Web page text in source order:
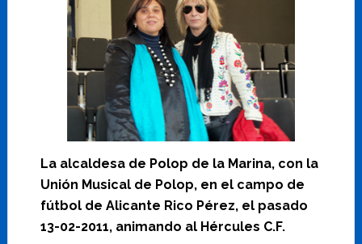
La alcaldesa de Polop de la Marina, con la
Unión Musical de Polop, en el campo de
fútbol de Alicante Rico Pérez, el pasado
13-02-2011, animando al Hércules C.F.